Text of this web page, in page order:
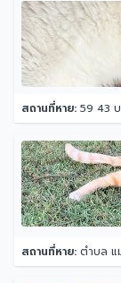
สถานที่หาย: 59 43
สถานที่หาย: ตำบล แ